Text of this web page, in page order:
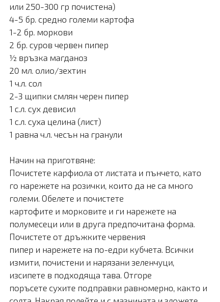
или 250-300 гр почистена)
4-5 бр. средно големи картофа
1-2 бр. моркови
2 бр. суров червен пипер
½ връзка магданоз
20 мл. олио/зехтин
1 ч.л. сол
2-3 щипки смлян черен пипер
1 с.л. сух девисил
1 с.л. суха целина (лист)
1 равна ч.л. чесън на гранули
Начин на приготвяне:
Почистете карфиола от листата и пънчето, като
го нарежете на розички, които да не са много
големи. Обелете и почистете
картофите и морковите и ги нарежете на
полумесеци или в друга предпочитана форма.
Почистете от дръжките червения
пипер и нарежете на по-едри кубчета. Всички
измити, почистени и нарязани зеленчуци,
изсипете в подходяща тава. Отгоре
поръсете сухите подправки равномерно, както и